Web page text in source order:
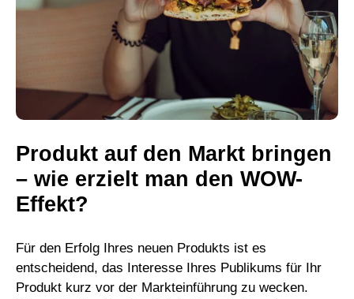
Produkt auf den Markt bringen
– wie erzielt man den WOW-
Effekt?
Für den Erfolg Ihres neuen Produkts ist es
entscheidend, das Interesse Ihres Publikums für Ihr
Produkt kurz vor der Markteinführung zu wecken.